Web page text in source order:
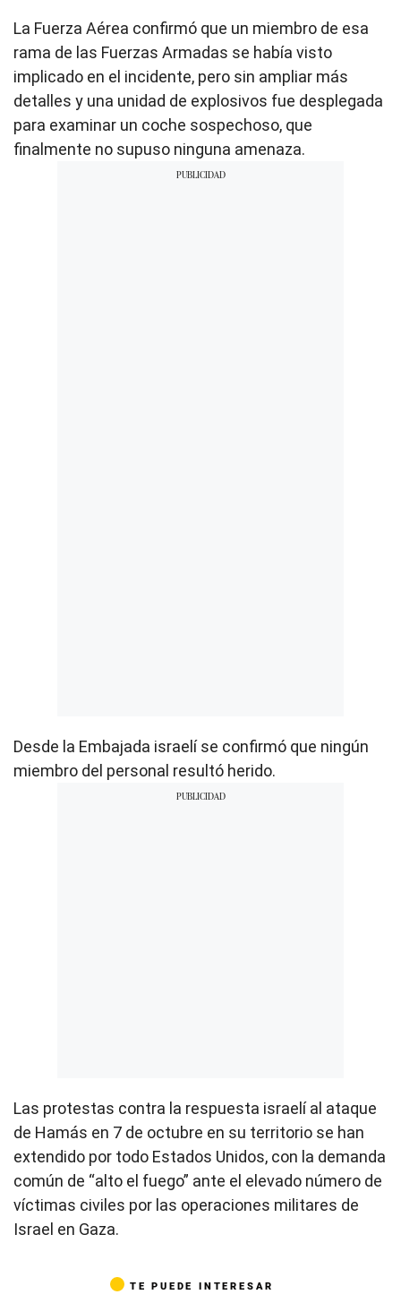
La Fuerza Aérea confirmó que un miembro de esa
rama de las Fuerzas Armadas se había visto
implicado en el incidente, pero sin ampliar más
detalles y una unidad de explosivos fue desplegada
para examinar un coche sospechoso, que
finalmente no supuso ninguna amenaza.
Desde la Embajada israelí se confirmó que ningún
miembro del personal resultó herido.
Las protestas contra la respuesta israelí al ataque
de Hamás en 7 de octubre en su territorio se han
extendido por todo Estados Unidos, con la demanda
común de “alto el fuego” ante el elevado número de
víctimas civiles por las operaciones militares de
Israel en Gaza.
TE PUEDE INTERESAR